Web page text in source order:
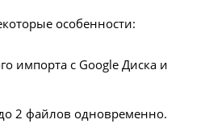
особенности:
импорта с Google Диска и
2 файлов одновременно.